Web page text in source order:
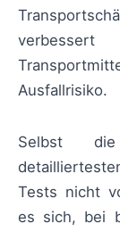
Ausfallrisiko.
Selbst
Tests nicht
es sich, bei